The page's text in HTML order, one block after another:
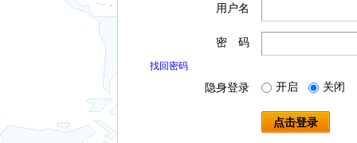
用户名
密 码
找回密码
隐身登录 开启 关闭
点击登录